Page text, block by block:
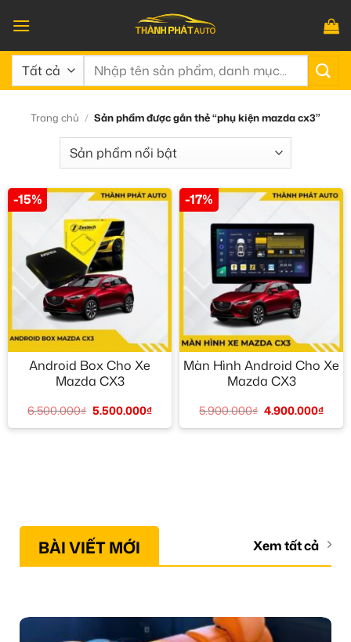
qua
nội
dung
Tìm
Trang chủ / Sản phẩm được gắn thẻ “phụ kiện mazda cx3”
-15%
Android Box Cho Xe
Mazda CX3
6.500.000₫ 5.500.000₫
-17%
Màn Hình Android Cho Xe
Mazda CX3
5.900.000₫ 4.900.000₫
BÀI VIẾT MỚI Xem tất cả